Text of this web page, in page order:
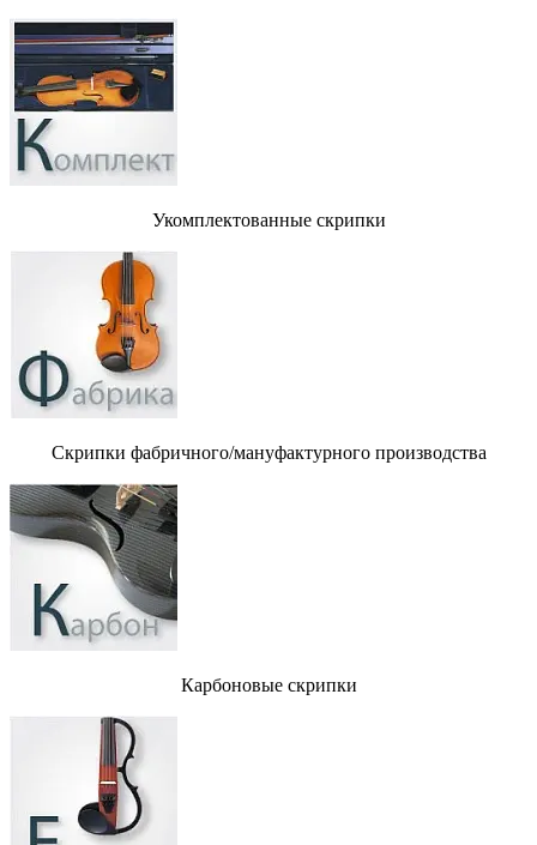
Укомплектованные скрипки
Скрипки фабричного/мануфактурного производства
Карбоновые скрипки